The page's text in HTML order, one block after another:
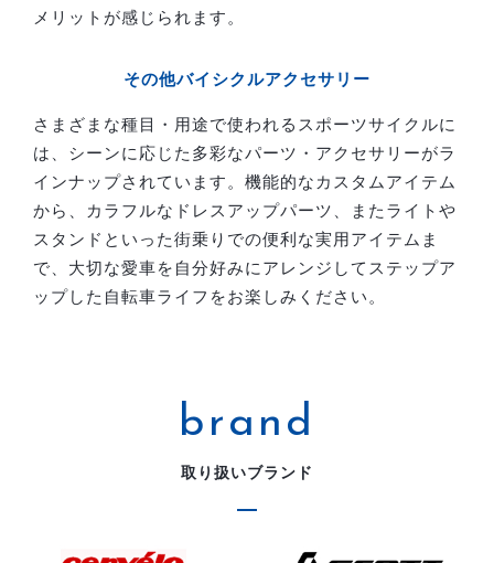
メリットが感じられます。
その他バイシクルアクセサリー
さまざまな種目・用途で使われるスポーツサイクルに
は、シーンに応じた多彩なパーツ・アクセサリーがラ
インナップされています。機能的なカスタムアイテム
から、カラフルなドレスアップパーツ、またライトや
スタンドといった街乗りでの便利な実用アイテムま
で、大切な愛車を自分好みにアレンジしてステップア
ップした自転車ライフをお楽しみください。
brand
取り扱いブランド